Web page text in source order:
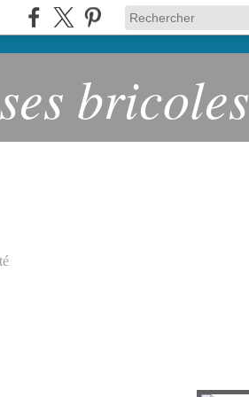
bricoles